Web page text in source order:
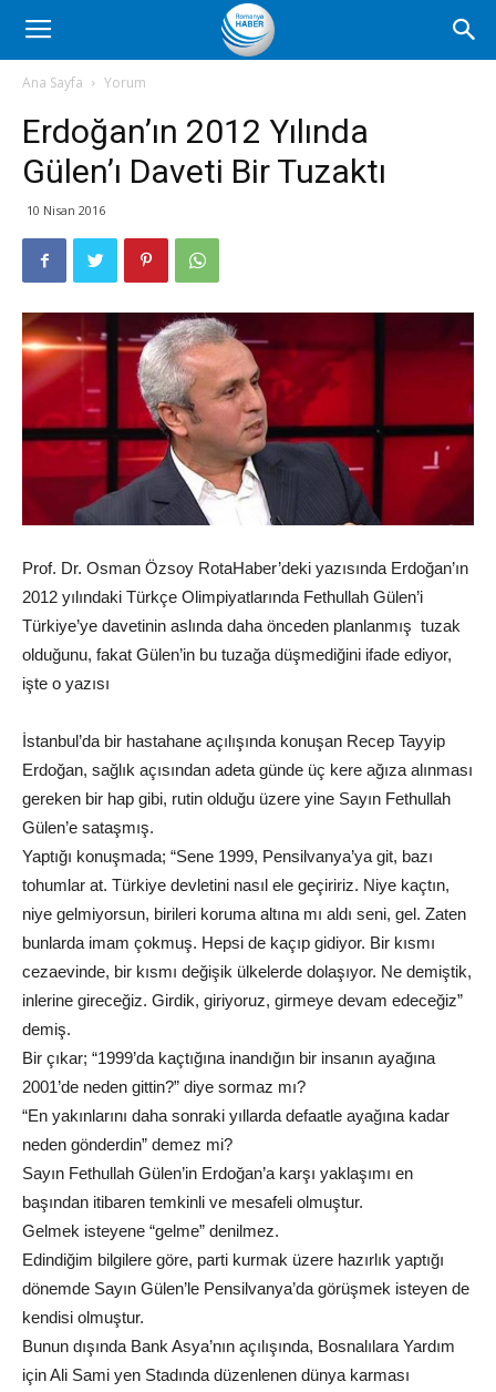
Romanya
Haber
Ana Sayfa Yorum
Erdoğan’ın 2012 Yılında
Gülen’ı Daveti Bir Tuzaktı
10 Nisan 2016
Prof. Dr. Osman Özsoy RotaHaber’deki yazısında Erdoğan’ın
2012 yılındaki Türkçe Olimpiyatlarında Fethullah Gülen’i
Türkiye’ye davetinin aslında daha önceden planlanmış tuzak
olduğunu, fakat Gülen’in bu tuzağa düşmediğini ifade ediyor,
işte o yazısı
İstanbul’da bir hastahane açılışında konuşan Recep Tayyip
Erdoğan, sağlık açısından adeta günde üç kere ağıza alınması
gereken bir hap gibi, rutin olduğu üzere yine Sayın Fethullah
Gülen’e sataşmış.
Yaptığı konuşmada; “Sene 1999, Pensilvanya’ya git, bazı
tohumlar at. Türkiye devletini nasıl ele geçiririz. Niye kaçtın,
niye gelmiyorsun, birileri koruma altına mı aldı seni, gel. Zaten
bunlarda imam çokmuş. Hepsi de kaçıp gidiyor. Bir kısmı
cezaevinde, bir kısmı değişik ülkelerde dolaşıyor. Ne demiştik,
inlerine gireceğiz. Girdik, giriyoruz, girmeye devam edeceğiz”
demiş.
Bir çıkar; “1999’da kaçtığına inandığın bir insanın ayağına
2001’de neden gittin?” diye sormaz mı?
“En yakınlarını daha sonraki yıllarda defaatle ayağına kadar
neden gönderdin” demez mi?
Sayın Fethullah Gülen’in Erdoğan’a karşı yaklaşımı en
başından itibaren temkinli ve mesafeli olmuştur.
Gelmek isteyene “gelme” denilmez.
Edindiğim bilgilere göre, parti kurmak üzere hazırlık yaptığı
dönemde Sayın Gülen’le Pensilvanya’da görüşmek isteyen de
kendisi olmuştur.
Bunun dışında Bank Asya’nın açılışında, Bosnalılara Yardım
için Ali Sami yen Stadında düzenlenen dünya karması